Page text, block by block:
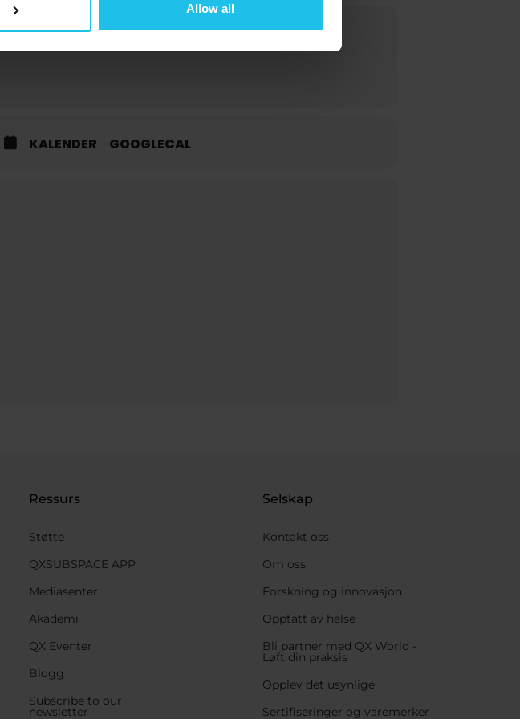
Allow all
KALENDER GOOGLECAL
Ressurs
Støtte
QXSUBSPACE APP
Mediasenter
Akademi
QX Eventer
Blogg
Subscribe to our
newsletter
Selskap
Kontakt oss
Om oss
Forskning og innovasjon
Opptatt av helse
Bli partner med QX World -
Løft din praksis
Opplev det usynlige
Sertifiseringer og varemerker